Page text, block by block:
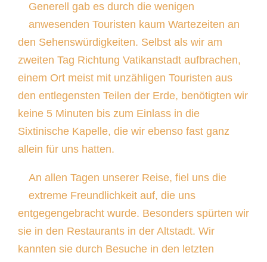
Generell gab es durch die wenigen
anwesenden Touristen kaum Wartezeiten an
den Sehenswürdigkeiten. Selbst als wir am
zweiten Tag Richtung Vatikanstadt aufbrachen,
einem Ort meist mit unzähligen Touristen aus
den entlegensten Teilen der Erde, benötigten wir
keine 5 Minuten bis zum Einlass in die
Sixtinische Kapelle, die wir ebenso fast ganz
allein für uns hatten.
An allen Tagen unserer Reise, fiel uns die
extreme Freundlichkeit auf, die uns
entgegengebracht wurde. Besonders spürten wir
sie in den Restaurants in der Altstadt. Wir
kannten sie durch Besuche in den letzten